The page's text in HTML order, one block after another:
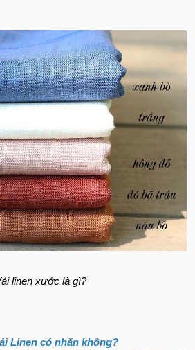
linen xước là gì?
Linen có nhăn không?